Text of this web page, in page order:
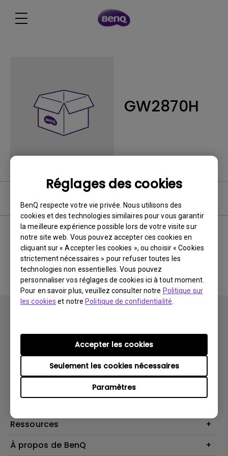
Réglages des cookies
BenQ respecte votre vie privée. Nous utilisons des
cookies et des technologies similaires pour vous garantir
la meilleure expérience possible lors de votre visite sur
notre site web. Vous pouvez accepter ces cookies en
cliquant sur « Accepter les cookies », ou choisir « Cookies
strictement nécessaires » pour refuser toutes les
technologies non essentielles. Vous pouvez
personnaliser vos réglages de cookies ici à tout moment.
Pour en savoir plus, veuillez consulter notre Politique sur
les cookies et notre Politique de confidentialité
Paramètres
Seulement les cookies nécessaires
Accepter les cookies
GW2870H
Aucune FAQ associée
Vidéoprojecteurs
Haut-parleur
Solutions
Contactez-nous
Recycling
Ressources
Centre de connaissances
À propos de BenQ